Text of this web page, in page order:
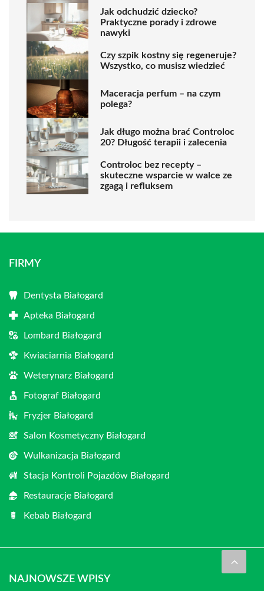
Jak odchudzić dziecko?
Praktyczne porady i zdrowe
nawyki
Czy szpik kostny się regeneruje?
Wszystko, co musisz wiedzieć
Maceracja perfum – na czym
polega?
Jak długo można brać Controloc
20? Długość terapii i zalecenia
Controloc bez recepty –
skuteczne wsparcie w walce ze
zgagą i refluksem
FIRMY
Dentysta Białogard
Apteka Białogard
Lombard Białogard
Kwiaciarnia Białogard
Weterynarz Białogard
Fotograf Białogard
Fryzjer Białogard
Salon Kosmetyczny Białogard
Wulkanizacja Białogard
Stacja Kontroli Pojazdów Białogard
Restauracje Białogard
Kebab Białogard
NAJNOWSZE WPISY